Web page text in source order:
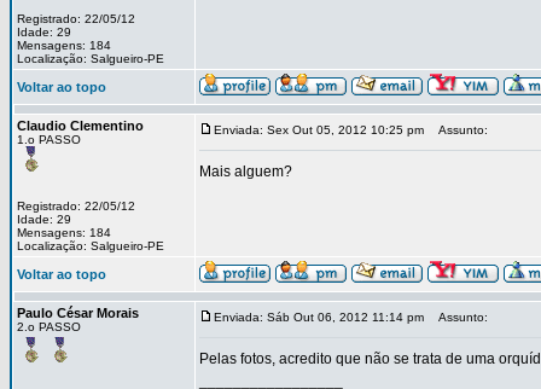
Registrado: 22/05/12
Idade: 29
Mensagens: 184
Localização: Salgueiro-PE
Voltar ao topo
Claudio Clementino
1.o PASSO
Registrado: 22/05/12
Idade: 29
Mensagens: 184
Localização: Salgueiro-PE
Enviada: Sex Out 05, 2012 10:25 pm Assunto:
Mais alguem?
Voltar ao topo
Paulo César Morais
2.o PASSO
Enviada: Sáb Out 06, 2012 11:14 pm Assunto:
Pelas fotos, acredito que não se trata de uma